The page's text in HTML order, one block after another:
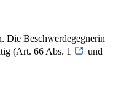
Die Beschwerdegegnerin
(Art. 66 Abs. 1
und